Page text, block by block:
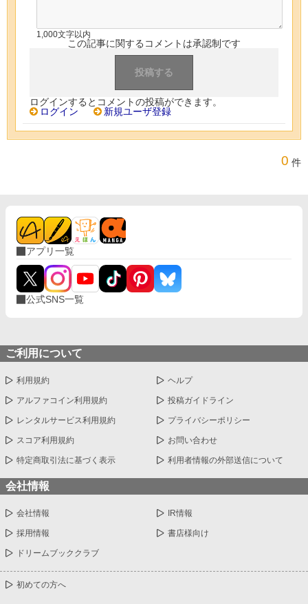
1,000文字以内
この記事に関するコメントは承認制です
ログインするとコメントの投稿ができます。
ログイン
新規ユーザ登録
0 件
アプリ一覧
公式SNS一覧
ご利用について
利用規約 ヘルプ
アルファコイン利用規約 投稿ガイドライン
レンタルサービス利用規約 プライバシーポリシー
スコア利用規約 お問い合わせ
特定商取引法に基づく表示 利用者情報の外部送信について
会社情報
会社情報 IR情報
採用情報 書店様向け
ドリームブッククラブ
初めての方へ